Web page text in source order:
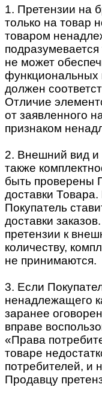
1. Претензии на
только на товар
товаром
не может
функциональных
должен
Отличие
от заявленного
признаком
2. Внешний вид и
также
быть проверены
доставки
Покупатель
доставки
претензии к
количеству,
не принимаются.
3. Если
ненадлежащего
заранее
вправе
«Права
товаре
потребителей, и
Продавцу